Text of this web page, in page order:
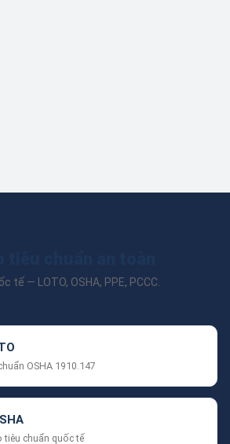
tế — LOTO, OSHA, PPE, PCCC.
OSHA 1910.147
chuẩn quốc tế